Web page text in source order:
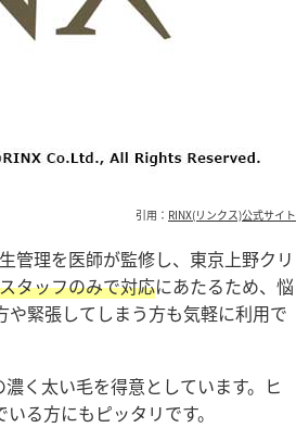
引用： RINX(リンクス)公式サイト
管理を医師が監修し、東京上野クリ
タッフのみで対応にあたるため、悩
緊張してしまう方も気軽に利用で
く太い毛を得意としています。ヒ
る方にもピッタリです。